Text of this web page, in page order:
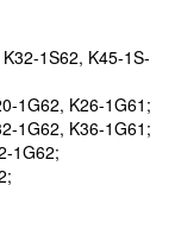
1S62, K45-1S-
1G62, K26-1G61;
1G62, K36-1G61;
1G62;